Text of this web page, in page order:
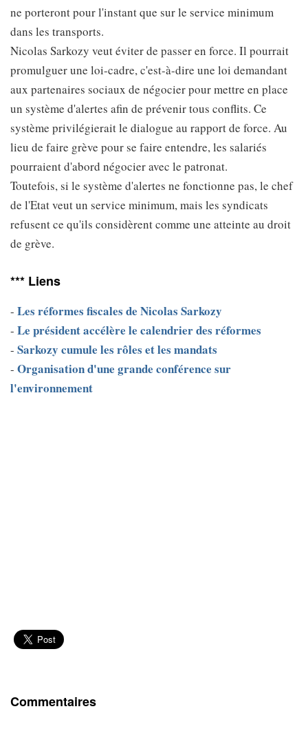
ne porteront pour l'instant que sur le service minimum
dans les transports.
Nicolas Sarkozy veut éviter de passer en force. Il pourrait
promulguer une loi-cadre, c'est-à-dire une loi demandant
aux partenaires sociaux de négocier pour mettre en place
un système d'alertes afin de prévenir tous conflits. Ce
système privilégierait le dialogue au rapport de force. Au
lieu de faire grève pour se faire entendre, les salariés
pourraient d'abord négocier avec le patronat.
Toutefois, si le système d'alertes ne fonctionne pas, le chef
de l'Etat veut un service minimum, mais les syndicats
refusent ce qu'ils considèrent comme une atteinte au droit
de grève.
*** Liens
- Les réformes fiscales de Nicolas Sarkozy
- Le président accélère le calendrier des réformes
- Sarkozy cumule les rôles et les mandats
- Organisation d'une grande conférence sur
l'environnement
Commentaires